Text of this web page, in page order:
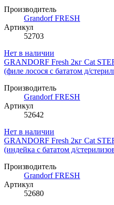
Производитель
Grandorf FRESH
Артикул
52703
Нет в наличии
GRANDORF Fresh 2кг Cat
(филе лосося с бататом д/
Производитель
Grandorf FRESH
Артикул
52642
Нет в наличии
GRANDORF Fresh 2кг Cat
(индейка с бататом д/
Производитель
Grandorf FRESH
Артикул
52680